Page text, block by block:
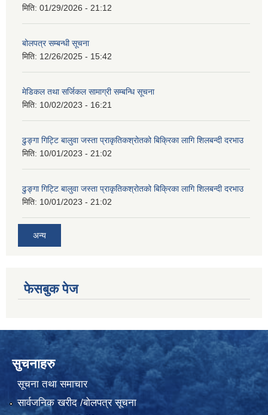
मिति: 01/29/2026 - 21:12
बोलपत्र सम्बन्धी सूचना
मिति: 12/26/2025 - 15:42
मेडिकल तथा सर्जिकल सामाग्री सम्बन्धि सूचना
मिति: 10/02/2023 - 16:21
ढुङ्गा गिट्टि बालुवा जस्ता प्राकृतिकश्रोतको बिक्रिका लागि शिलबन्दी दरभाउ
मिति: 10/01/2023 - 21:02
ढुङ्गा गिट्टि बालुवा जस्ता प्राकृतिकश्रोतको बिक्रिका लागि शिलबन्दी दरभाउ
मिति: 10/01/2023 - 21:02
अन्य
फेसबुक पेज
सुचनाहरु
सूचना तथा समाचार
सार्वजनिक खरीद /बोलपत्र सूचना